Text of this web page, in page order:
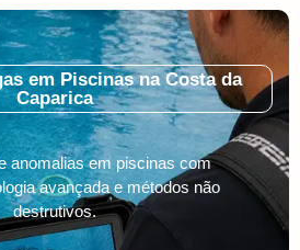
em Piscinas na Costa da
Caparica
anomalias em piscinas com
avançada e métodos não
destrutivos.